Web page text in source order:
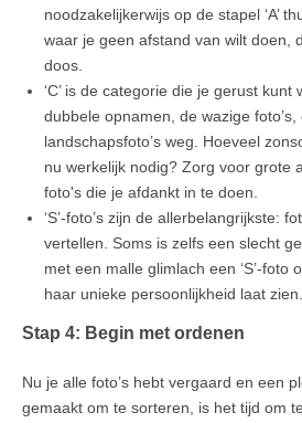
noodzakelijkerwijs op de stapel ‘A’
waar je geen afstand van wilt doen,
doos.
‘C’ is de categorie die je gerust kunt
dubbele opnamen, de wazige
landschapsfoto’s weg. Hoeveel
nu werkelijk nodig? Zorg voor grote
foto's die je afdankt in te doen.
‘S’-foto’s zijn de allerbelangrijkste:
vertellen. Soms is zelfs een slecht
met een malle glimlach een ‘S’-foto
haar unieke persoonlijkheid laat zien.
Stap 4: Begin met ordenen
Nu je alle foto’s hebt vergaard en een
gemaakt om te sorteren, is het tijd om